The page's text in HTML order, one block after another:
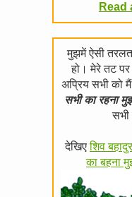
Read
मुझमें ऐसी
हो। मेरे तट पर
अप्रिय सभी को
सभी का रहना
सभी
देखिएशिव
का बहना